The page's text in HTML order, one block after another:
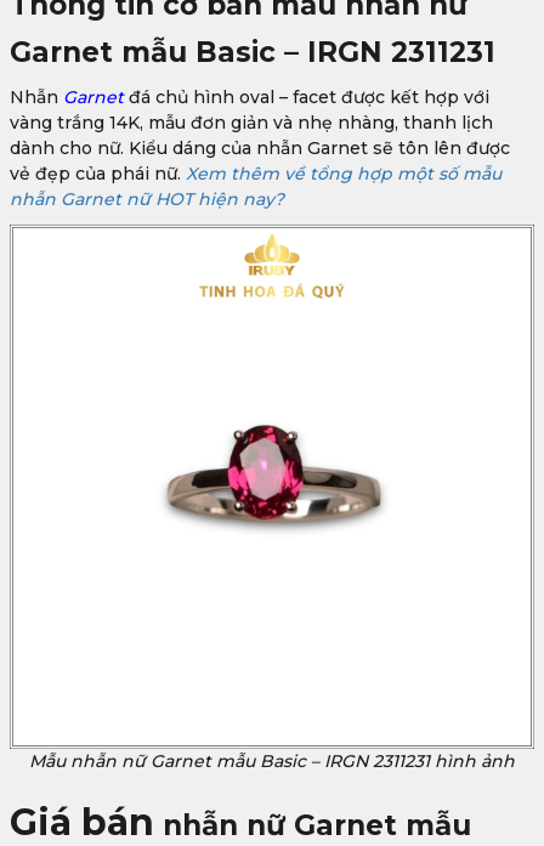
Garnet mẫu Basic – IRGN 2311231
Nhẫn Garnetđá chủ hình oval – facet được kết hợp với
vàng trắng 14K, mẫu đơn giản và nhẹ nhàng, thanh lịch
dành cho nữ. Kiểu dáng của nhẫn Garnet sẽ tôn lên được
vẻ đẹp của phái nữ. Xem thêm về tổng hợp một số mẫu
nhẫn Garnet nữ HOT hiện nay?
Mẫu nhẫn nữ Garnet mẫu Basic – IRGN 2311231 hình ảnh
Giá bán nhẫn nữ Garnet mẫu